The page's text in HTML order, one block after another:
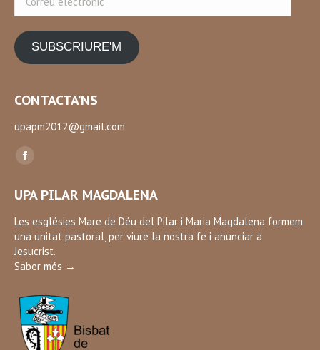
electrònic
SUBSCRIURE'M
CONTACTA’NS
upapm2012@gmail.com
Find us on:
Facebook
opens
in
new
window
UPA PILAR MAGDALENA
Les esglésies Mare de Déu del Pilar i Maria Magdalena formem
una unitat pastoral, per viure la nostra fe i anunciar a
Jesucrist.
Saber més →